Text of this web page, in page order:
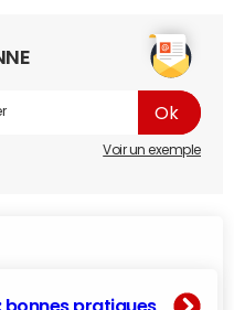
Voir un exemple
bonnes pratiques